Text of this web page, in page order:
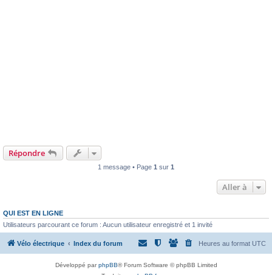
Répondre
1 message • Page 1 sur 1
Aller à
QUI EST EN LIGNE
Utilisateurs parcourant ce forum : Aucun utilisateur enregistré et 1 invité
Vélo électrique Index du forum Heures au format UTC
Développé parphpBB® Forum Software © phpBB Limited